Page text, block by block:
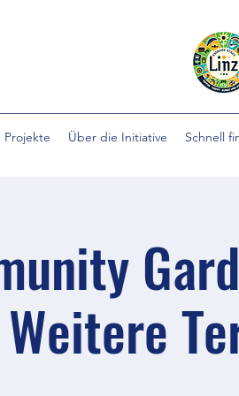
Projekte Über die Initiative Schnell